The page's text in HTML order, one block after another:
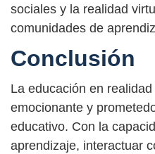
sociales y la realidad
comunidades de
Conclusión
La educación en
emocionante y
educativo. Con la
aprendizaje, interactuar